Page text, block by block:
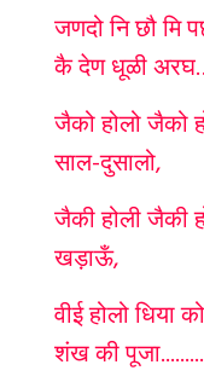
जणदो नि छौ मि
कै देण धूळी
जैको होलो जैको
साल-दुसालो,
जैकी होली जैकी
खड़ाऊँ,
वीई होलो
शंख की